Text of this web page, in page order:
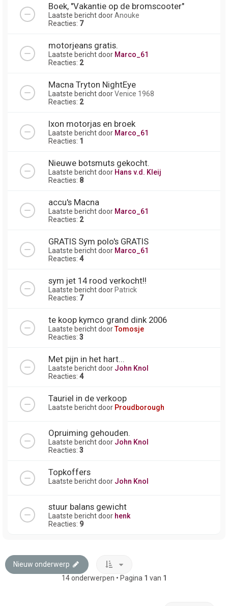
Boek, "Vakantie op de bromscooter"
Laatste bericht doorAnouke
Reacties: 7
motorjeans gratis.
Laatste bericht door Marco_61
Reacties: 2
Macna Tryton NightEye
Laatste bericht doorVenice 1968
Reacties: 2
Ixon motorjas en broek
Laatste bericht door Marco_61
Reacties: 1
Nieuwe botsmuts gekocht.
Laatste bericht door Hans v.d. Kleij
Reacties: 8
accu's Macna
Laatste bericht door Marco_61
Reacties: 2
GRATIS Sym polo's GRATIS
Laatste bericht door Marco_61
Reacties: 4
sym jet 14 rood verkocht!!
Laatste bericht door Patrick
Reacties: 7
te koop kymco grand dink 2006
Laatste bericht doorTomosje
Reacties: 3
Met pijn in het hart...
Laatste bericht door John Knol
Reacties: 4
Tauriel in de verkoop
Laatste bericht door Proudborough
Opruiming gehouden.
Laatste bericht door John Knol
Reacties: 3
Topkoffers
Laatste bericht door John Knol
stuur balans gewicht
Laatste bericht door henk
Reacties: 9
Nieuw onderwerp
14 onderwerpen • Pagina 1 van 1